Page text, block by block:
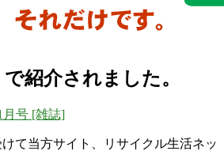
紹介されました。
て当方サイト、リサイクル生活ネッ